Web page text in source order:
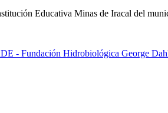
Educativa Minas de Iracal del